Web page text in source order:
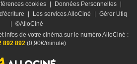
cookies Données Personnelles
Les services AlloCiné
Gérer Utiq
©AlloCiné
infos de votre cinéma sur le numéro AlloCiné :
892 892(0,90€/minute)